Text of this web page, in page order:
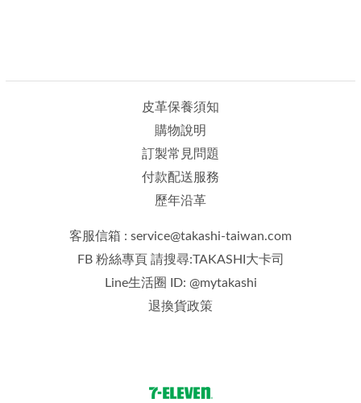
皮革保養須知
購物說明
訂製常見問題
付款配送服務
歷年沿革
客服信箱 : service@takashi-taiwan.com
FB 粉絲專頁 請搜尋:TAKASHI大卡司
Line生活圈 ID: @mytakashi
退換貨政策